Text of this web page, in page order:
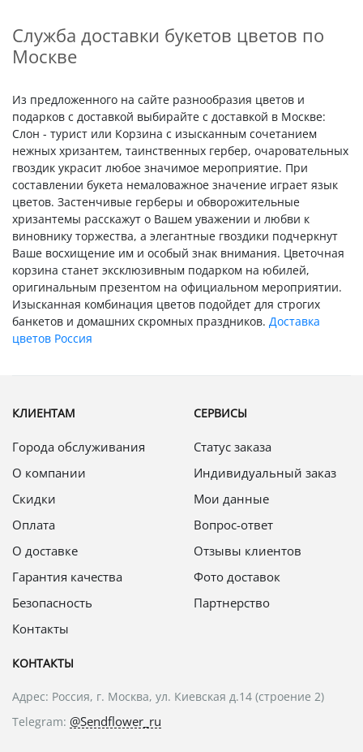
Служба доставки букетов цветов по
Москве
Из предложенного на сайте разнообразия цветов и
подарков с доставкой выбирайте с доставкой в Москве:
Слон - турист или Корзина с изысканным сочетанием
нежных хризантем, таинственных гербер, очаровательных
гвоздик украсит любое значимое мероприятие. При
составлении букета немаловажное значение играет язык
цветов. Застенчивые герберы и обворожительные
хризантемы расскажут о Вашем уважении и любви к
виновнику торжества, а элегантные гвоздики подчеркнут
Ваше восхищение им и особый знак внимания. Цветочная
корзина станет эксклюзивным подарком на юбилей,
оригинальным презентом на официальном мероприятии.
Изысканная комбинация цветов подойдет для строгих
банкетов и домашних скромных праздников. Доставка
цветов Россия
КЛИЕНТАМ
Города обслуживания
О компании
Скидки
Оплата
О доставке
Гарантия качества
Безопасность
Контакты
СЕРВИСЫ
Статус заказа
Индивидуальный заказ
Мои данные
Вопрос-ответ
Отзывы клиентов
Фото доставок
Партнерство
КОНТАКТЫ
Адрес: Россия, г. Москва, ул. Киевская д.14 (строение 2)
Telegram: @Sendflower_ru